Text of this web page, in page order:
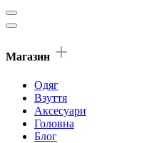
Магазин
Одяг
Взуття
Аксесуари
Головна
Блог